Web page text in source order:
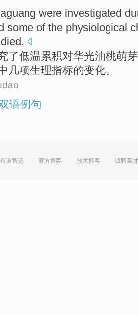
were investigated
some of the physiological
.
了低温累积对华光油桃萌芽
几项生理指标的变化。
语例句
有道智选 官方博客 技术博客 诚聘英才